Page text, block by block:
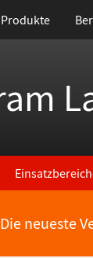
Produkte
Die neueste